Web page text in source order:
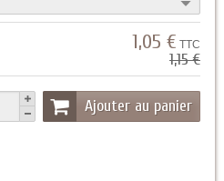
1,05 € TTC
1,15 €
Ajouter au panier